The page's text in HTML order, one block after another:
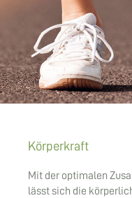
Körperkraft
Mit der optimalen
lässt sich die